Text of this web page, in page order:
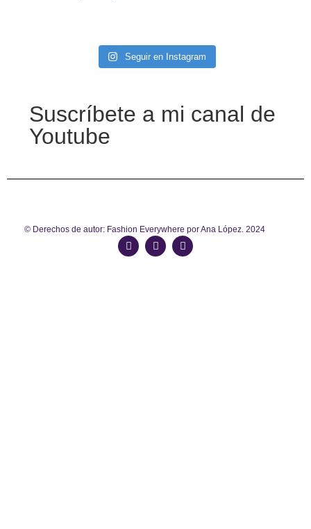
Seguir en Instagram
Suscríbete a mi canal de
Youtube
© Derechos de autor: Fashion Everywhere por Ana López. 2024